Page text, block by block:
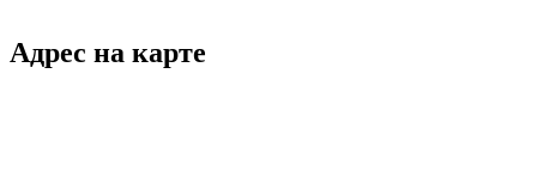
Адрес на карте